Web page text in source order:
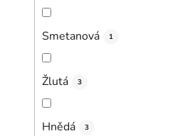
Smetanová 1
Žlutá 3
Hnědá 3